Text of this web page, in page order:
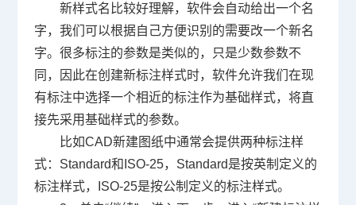
新样式名比较好理解，软件会自动给出一个名
字，我们可以根据自己方便识别的需要改一个新名
字。很多标注的参数是类似的，只是少数参数不
同，因此在创建新标注样式时，软件允许我们在现
有标注中选择一个相近的标注作为基础样式，将直
接先采用基础样式的参数。
比如CAD新建图纸中通常会提供两种标注样
式： Standard和 ISO-25， Standard是按英制定义的
标注样式，
ISO-25是按公制定义的标注样式。